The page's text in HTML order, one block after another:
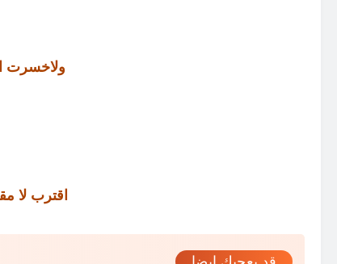
ولاخسرت
اقترب لا